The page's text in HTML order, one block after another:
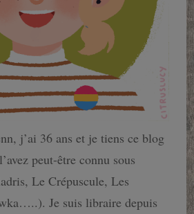
j’ai 36 ans et je tiens ce blog
peut-être connu sous
Le Crépuscule, Les
Je suis libraire depuis